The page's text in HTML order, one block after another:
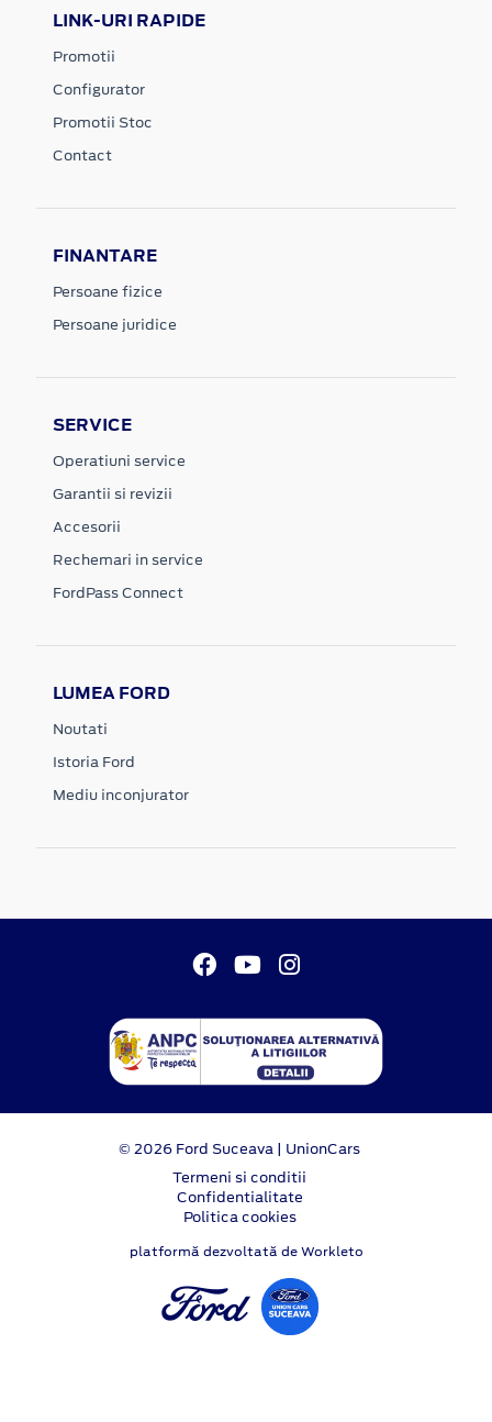
LINK-URI RAPIDE
Promotii
Configurator
Promotii Stoc
Contact
FINANTARE
Persoane fizice
Persoane juridice
SERVICE
Operatiuni service
Garantii si revizii
Accesorii
Rechemari in service
FordPass Connect
LUMEA FORD
Noutati
Istoria Ford
Mediu inconjurator
© 2026 Ford Suceava | UnionCars
Termeni si conditii
Confidentialitate
Politica cookies
platformă dezvoltată de Workleto